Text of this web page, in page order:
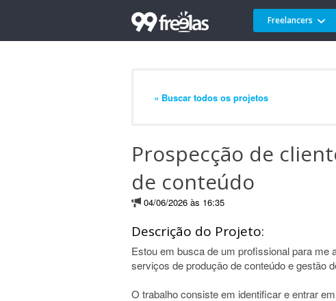
Freelancers
« Buscar todos os projetos
Prospecção de
de conteúdo
04/06/2026 às 16:35
Descrição do Projeto:
Estou em busca de um profissional para me
serviços de produção de conteúdo e gestão
O trabalho consiste em identificar e entrar